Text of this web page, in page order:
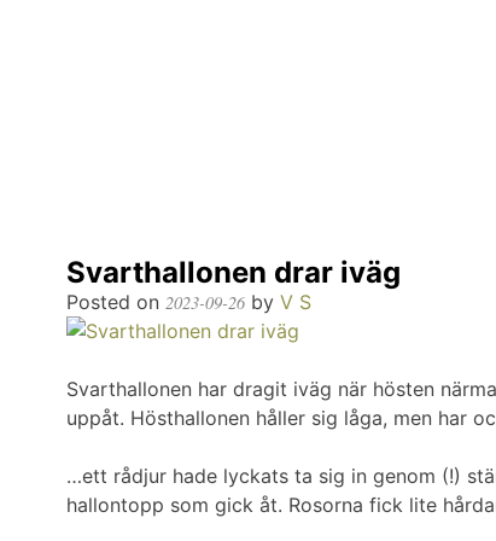
Svarthallonen drar iväg
Posted on 2023-09-26by V S
Svarthallonen har dragit iväg när hösten
uppåt. Hösthallonen håller sig låga, men har
…ett rådjur hade lyckats ta sig in genom (!)
hallontopp som gick åt. Rosorna fick lite